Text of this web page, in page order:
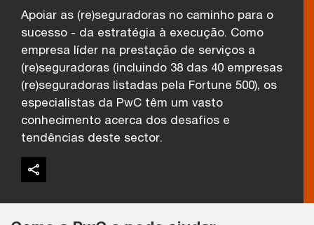
Apoiar as (re)seguradoras no caminho para o
sucesso - da estratégia à execução. Como
empresa líder na prestação de serviços a
(re)seguradoras (incluindo 38 das 40 empresas
(re)seguradoras listadas pela Fortune 500), os
especialistas da PwC têm um vasto
conhecimento acerca dos desafios e
tendências deste sector.